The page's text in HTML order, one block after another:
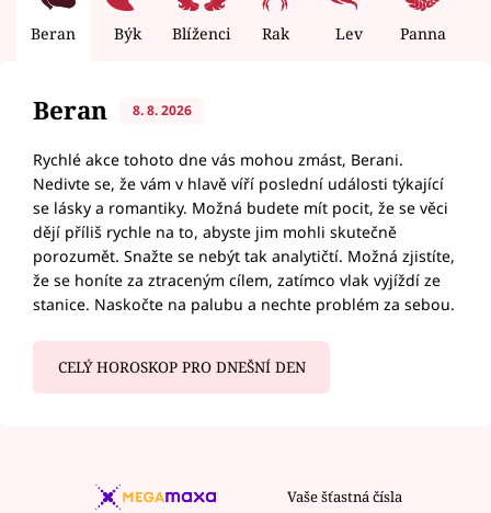
Beran Býk Blíženci Rak Lev Panna
Beran 8. 8. 2026
Rychlé akce tohoto dne vás mohou zmást, Berani.
Nedivte se, že vám v hlavě víří poslední události týkající
se lásky a romantiky. Možná budete mít pocit, že se věci
dějí příliš rychle na to, abyste jim mohli skutečně
porozumět. Snažte se nebýt tak analytičtí. Možná zjistíte,
že se honíte za ztraceným cílem, zatímco vlak vyjíždí ze
stanice. Naskočte na palubu a nechte problém za sebou.
CELÝ HOROSKOP PRO DNEŠNÍ DEN
Vaše šťastná čísla